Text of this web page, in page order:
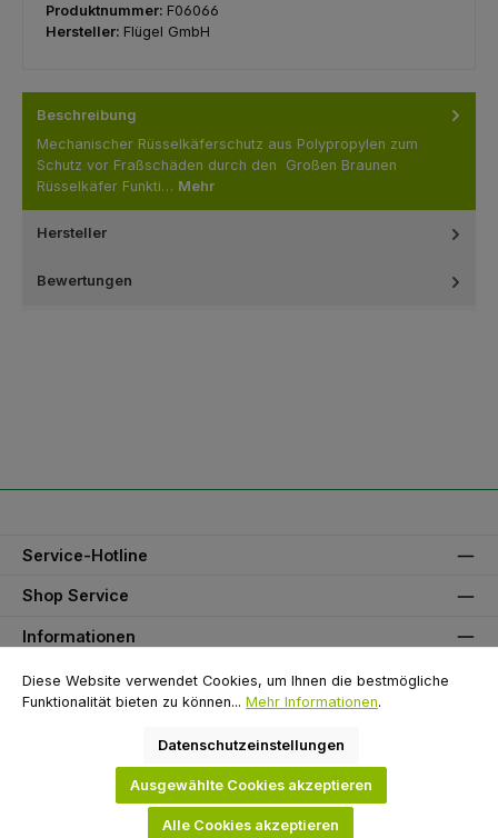
Produktnummer: F06066
Hersteller: Flügel GmbH
Beschreibung
Mechanischer Rüsselkäferschutz aus Polypropylen zum
Schutz vor Fraßschäden durch den Großen Braunen
Rüsselkäfer Funkti… Mehr
Hersteller
Bewertungen
Service-Hotline
Shop Service
Informationen
Unser Partner
Alle Preise inkl. gesetzl. Mehrwertsteuer zzgl.Versandkosten
Diese Website verwendet Cookies, um Ihnen die bestmögliche
Funktionalität bieten zu können... Mehr Informationen.
Datenschutzeinstellungen
Ausgewählte Cookies akzeptieren
Alle Cookies akzeptieren